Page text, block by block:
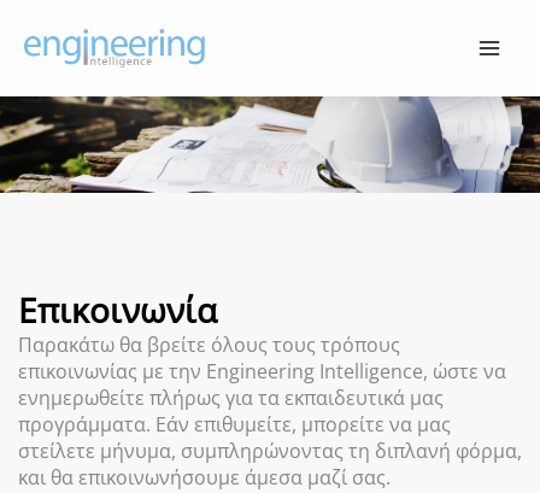
στο
Επικοινωνία
Παρακάτω θα βρείτε όλους τους τρόπους
επικοινωνίας με την Engineering Intelligence, ώστε να
ενημερωθείτε πλήρως για τα εκπαιδευτικά μας
προγράμματα. Εάν επιθυμείτε, μπορείτε να μας
στείλετε μήνυμα, συμπληρώνοντας τη διπλανή φόρμα,
και θα επικοινωνήσουμε άμεσα μαζί σας.